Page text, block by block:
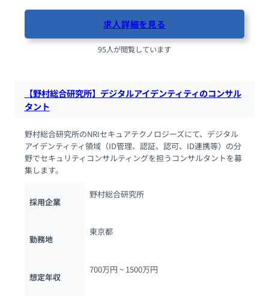
求人詳細を見る
95人が閲覧しています
【野村総合研究所】デジタルアイデンティティのコンサル
タント
野村総合研究所のNRIセキュアテクノロジーズにて、デジタル
アイデンティティ領域（ID管理、認証、認可、ID連携等）の分
野でセキュリティコンサルティングを担うコンサルタントを募
集します。
採用企業
野村総合研究所
勤務地
東京都
想定年収
700万円 ~ 1500万円